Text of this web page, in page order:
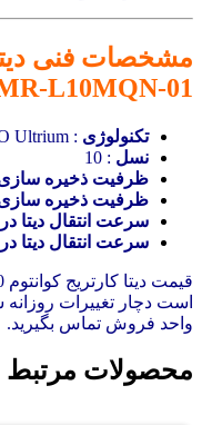
مشخصات فنی
تکنولوژی : LTO Ultrium
نسل : 10
ظرفیت ذخیره
ظرفیت ذخیره
سرعت انتقال دیتا
سرعت انتقال دیتا
است دچار تغییرات روزانه
واحد فروش تماس بگیرید.
محصولات مرتبط